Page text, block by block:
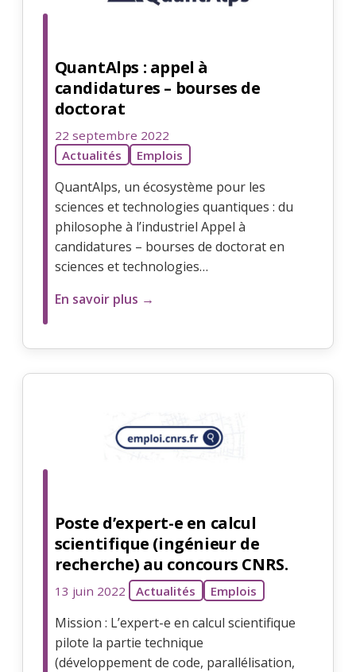
QuantAlps : appel à
candidatures – bourses de
doctorat
22 septembre 2022
Actualités
Emplois
QuantAlps, un écosystème pour les
sciences et technologies quantiques : du
philosophe à l’industriel Appel à
candidatures – bourses de doctorat en
sciences et technologies…
En savoir plus →
Poste d’expert-e en calcul
scientifique (ingénieur de
recherche) au concours CNRS.
13 juin 2022 Actualités Emplois
Mission : L’expert-e en calcul scientifique
pilote la partie technique
(développement de code, parallélisation,